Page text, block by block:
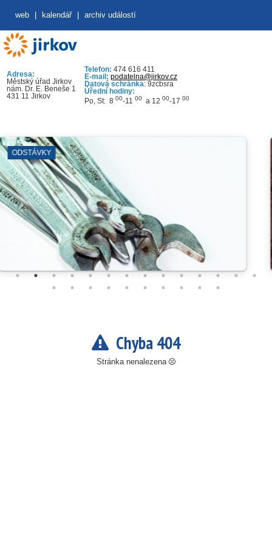
web kalendář archiv událostí
Adresa:
Městský úřad Jirkov
nám. Dr. E. Beneše 1
431 11 Jirkov
Telefon: 474 616 411
E-mail: podatelna@jirkov.cz
Datová schránka: 9zcbsra
Úřední hodiny:
Po, St: 8 00-11 00 a 12 00-17 00
Chyba 404
Stránka nenalezena